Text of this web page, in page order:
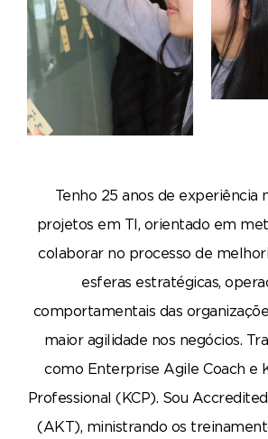
Tenho 25 anos de experiência
projetos em TI, orientado em
colaborar no processo de
esferas estratégicas,
comportamentais das
maior agilidade nos negócios.
como Enterprise Agile Coach e
Professional (KCP). Sou
(AKT), ministrando os